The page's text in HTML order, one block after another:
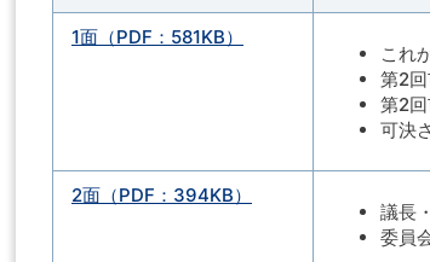
1面（PDF：581KB）
これ
第2
第2
可決
2面（PDF：394KB）
議長
委員